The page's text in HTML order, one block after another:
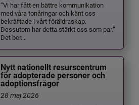
”Vi har fått en bättre kommunikation
med våra tonåringar och känt oss
bekräftade i vårt föräldraskap.
Dessutom har detta stärkt oss som par.”
Det ber...
Nytt nationellt resurscentrum
för adopterade personer och
adoptionsfrågor
28 maj 2026